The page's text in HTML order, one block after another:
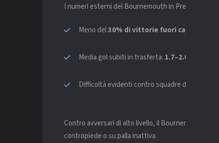
I numeri esterni del Bournemouth in Premier
Meno del30% di vittorie fuori casa
Media gol subiti in trasferta: 1.7–2.0 a partita
Difficoltà evidenti contro squadre della top 6
Contro avversari di alto livello, il Bournemouth
contropiede o su palla inattiva.